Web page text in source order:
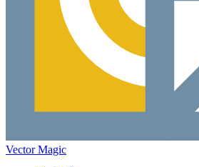
Vector Magic